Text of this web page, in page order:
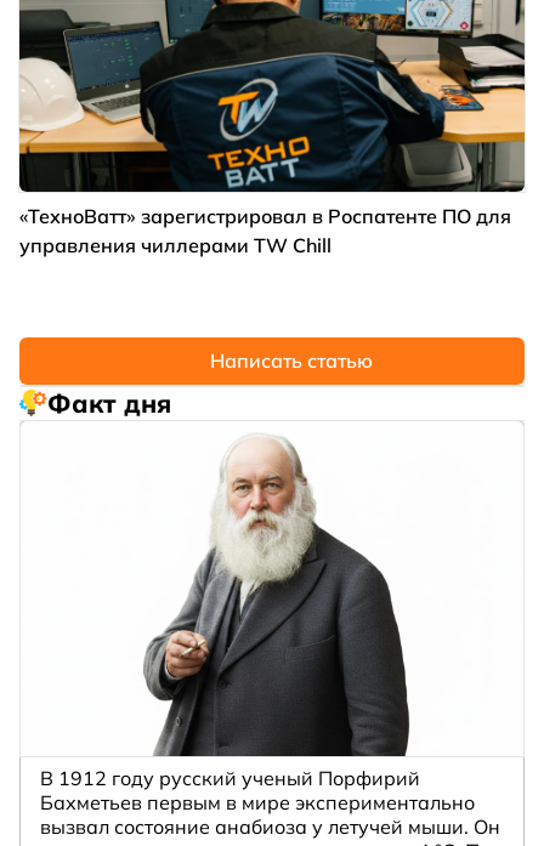
«ТехноВатт» зарегистрировал в Роспатенте ПО для
управления чиллерами TW Chill
Написать статью
Факт дня
В 1912 году русский ученый Порфирий
Бахметьев первым в мире экспериментально
вызвал состояние анабиоза у летучей мыши. Он